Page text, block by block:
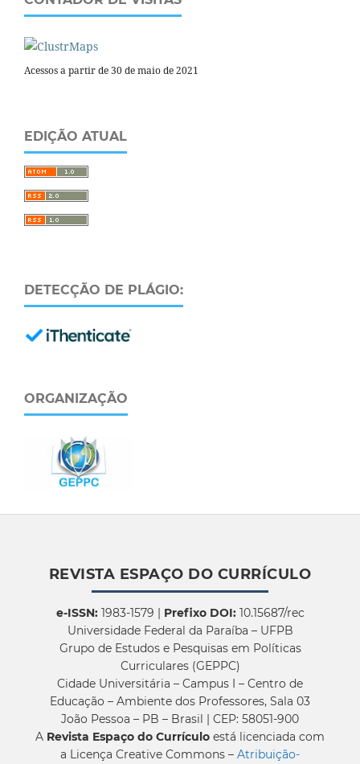
Acessos a partir de 30 de maio de 2021
EDIÇÃO ATUAL
DETECÇÃO DE PLÁGIO:
ORGANIZAÇÃO
REVISTA ESPAÇO DO CURRÍCULO
e-ISSN:1983-1579 | Prefixo DOI:10.15687/rec
Universidade Federal da Paraíba – UFPB
Grupo de Estudos e Pesquisas em Políticas
Curriculares (GEPPC)
Cidade Universitária – Campus I – Centro de
Educação – Ambiente dos Professores, Sala 03
João Pessoa – PB – Brasil | CEP: 58051-900
A Revista Espaço do Currículo está licenciada com
a Licença Creative Commons – Atribuição-